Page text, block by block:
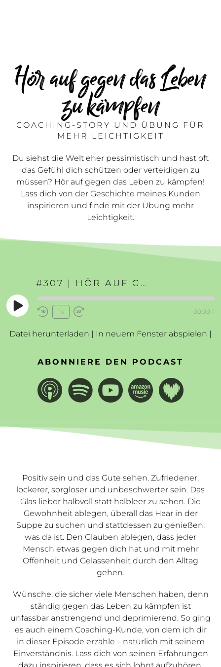
Hör auf gegen das Leben
zu kämpfen
COACHING-STORY UND ÜBUNG FÜR
MEHR LEICHTIGKEIT
Du siehst die Welt eher pessimistisch und hast oft
das Gefühl dich schützen oder verteidigen zu
müssen? Hör auf gegen das Leben zu kämpfen!
Lass dich von der Geschichte meines Kunden
inspirieren und finde mit der Übung mehr
Leichtigkeit.
#307 | HÖR AUF GEGEN DAS LEBEN ZU KÄMPFEN
Play
EpisodeRewind
Seconds
1x
30
00:00 /
Datei herunterladen | In neuem Fenster abspielen |
ABONNIERE DEN PODCAST
Positiv sein und das Gute sehen. Zufriedener,
lockerer, sorgloser und unbeschwerter sein. Das
Glas lieber halbvoll statt halbleer zu sehen. Die
Gewohnheit ablegen, überall das Haar in der
Suppe zu suchen und stattdessen zu genießen,
was da ist. Den Glauben ablegen, dass jeder
Mensch etwas gegen dich hat und mit mehr
Offenheit und Gelassenheit durch den Alltag
gehen.
Wünsche, die sicher viele Menschen haben, denn
ständig gegen das Leben zu kämpfen ist
unfassbar anstrengend und deprimierend. So ging
es auch einem Coaching-Kunde, von dem ich dir
in dieser Episode erzähle – natürlich mit seinem
Einverständnis. Lass dich von seinen Erfahrungen